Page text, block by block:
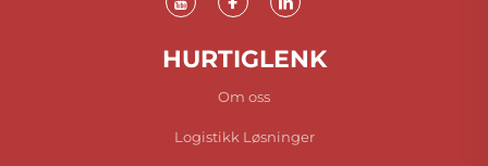
HURTIGLENK
Om oss
Logistikk Løsninger